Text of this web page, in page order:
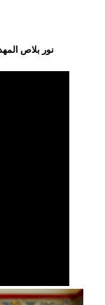
نور بلاص